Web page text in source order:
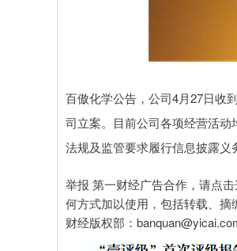
百傲化学公告，公司4月27日收
司立案。目前公司各项经营活
法规及监管要求履行信息披露义
举报 第一财经广告合作，请点
何方式加以使用，包括转载、
财经版权部：